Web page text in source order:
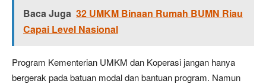
Baca Juga 32 UMKM Binaan Rumah BUMN Riau
Capai Level Nasional
Program Kementerian UMKM dan Koperasi jangan hanya
bergerak pada batuan modal dan bantuan program. Namun